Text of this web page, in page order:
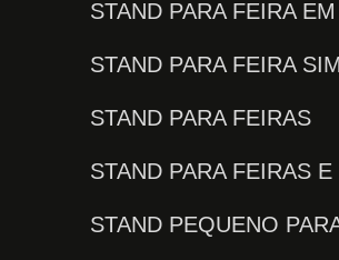
STAND PARA FEIRA
STAND PARA FEIRA
STAND PARA FEIRAS
STAND PARA FEIRAS
STAND PEQUENO